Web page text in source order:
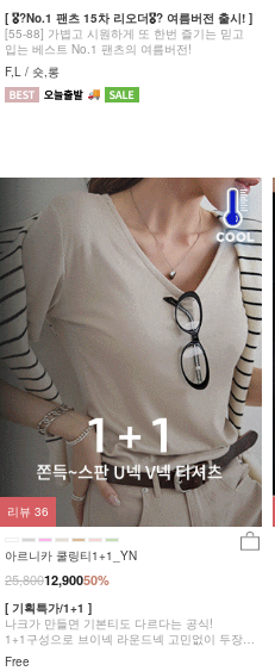
[ 🎖?No.1 팬츠 15차 리오더🎖? 여름버전 출시! ]
[55-88] 가볍고 시원하게 또 한번 즐기는 믿고
입는 베스트 No.1 팬츠의 여름버전!
F,L / 숏,롱
아르니카 쿨링티1+1_YN
50%
25,80012,900
[ 기획특가/1+1 ]
나크가 만들면 기본티도 다르다는 공식!
1+1구성으로 브이넥 라운드넥 고민없이 두장
다 챙겨가세요
Free
리뷰 36